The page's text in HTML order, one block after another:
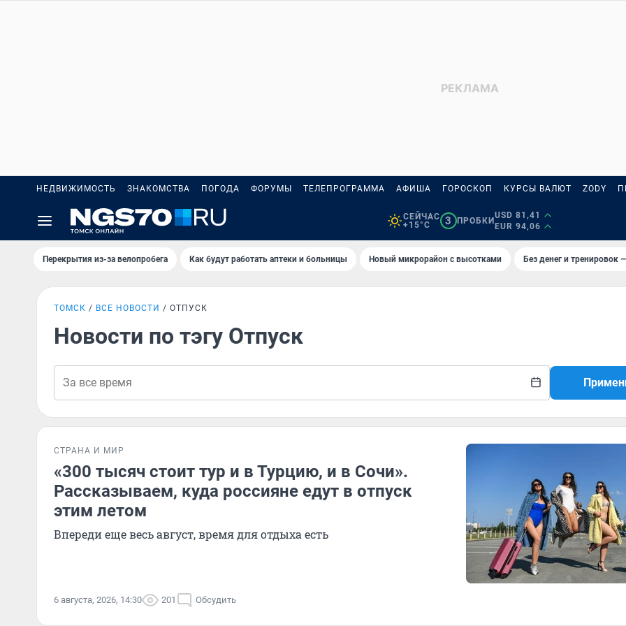
НЕДВИЖИМОСТЬ ЗНАКОМСТВА ПОГОДА ФОРУМЫ ТЕЛЕПРОГРАММА АФИША ГОРОСКОП КУРСЫ ВАЛЮТ ZODY
СЕЙЧАС
+15°C
3 ПРОБКИ
USD 81,41
EUR 94,06
Перекрытия из-за велопробега Как будут работать аптеки и больницы Новый микрорайон с высотками Без денег и тренировок
ТОМСК ВСЕ НОВОСТИ ОТПУСК
Новости по тэгу Отпуск
СТРАНА И МИР
«300 тысяч стоит тур и в Турцию, и в Сочи».
Рассказываем, куда россияне едут в отпуск
этим летом
Впереди еще весь август, время для отдыха есть
6 августа, 2026, 14:30 201 Обсудить